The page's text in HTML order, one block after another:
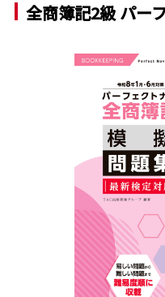
全商簿記2級 パー